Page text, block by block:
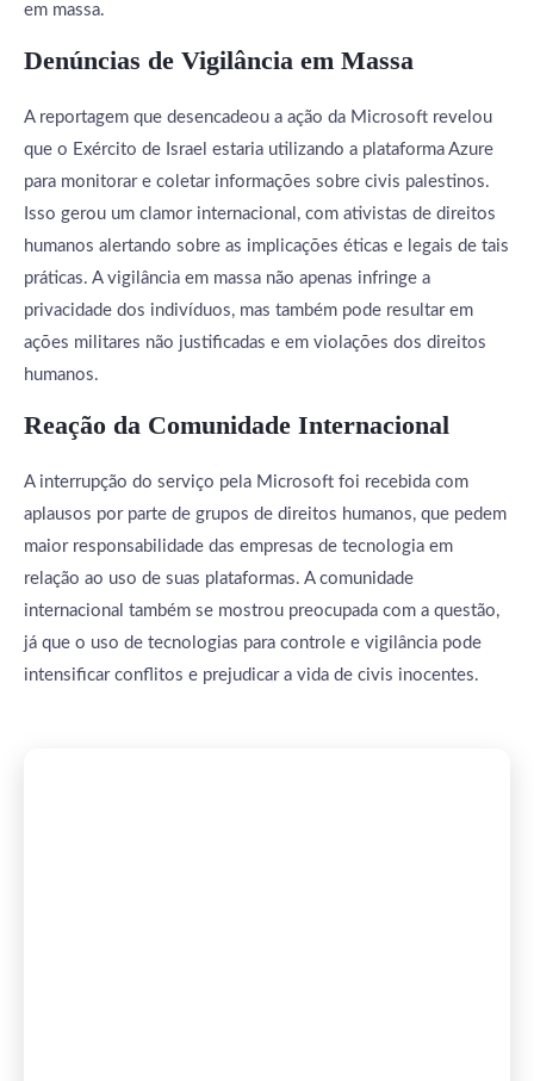
em massa.
Denúncias de Vigilância em Massa
A reportagem que desencadeou a ação da Microsoft revelou
que o Exército de Israel estaria utilizando a plataforma Azure
para monitorar e coletar informações sobre civis palestinos.
Isso gerou um clamor internacional, com ativistas de direitos
humanos alertando sobre as implicações éticas e legais de tais
práticas. A vigilância em massa não apenas infringe a
privacidade dos indivíduos, mas também pode resultar em
ações militares não justificadas e em violações dos direitos
humanos.
Reação da Comunidade Internacional
A interrupção do serviço pela Microsoft foi recebida com
aplausos por parte de grupos de direitos humanos, que pedem
maior responsabilidade das empresas de tecnologia em
relação ao uso de suas plataformas. A comunidade
internacional também se mostrou preocupada com a questão,
já que o uso de tecnologias para controle e vigilância pode
intensificar conflitos e prejudicar a vida de civis inocentes.